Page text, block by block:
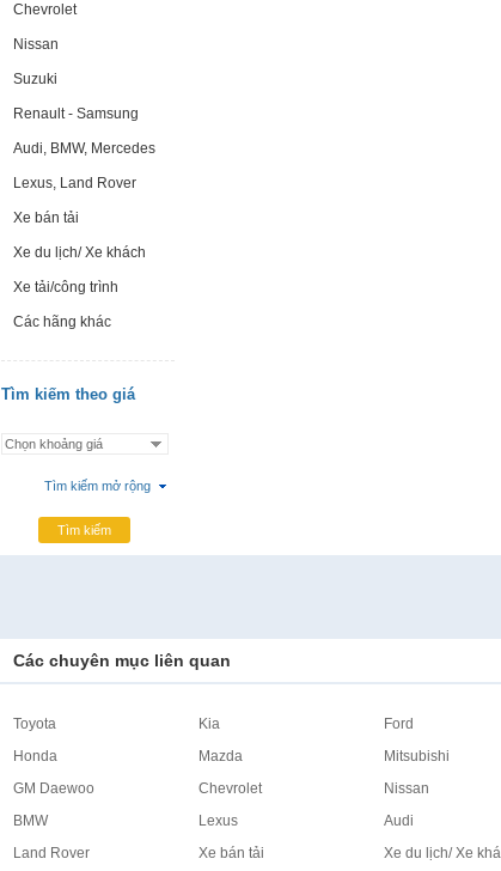
Chevrolet
Nissan
Suzuki
Renault - Samsung
Audi, BMW, Mercedes
Lexus, Land Rover
Xe bán tải
Xe du lịch/ Xe khách
Xe tải/công trình
Các hãng khác
Tìm kiếm theo giá
Tìm kiếm mở rộng
Tìm kiếm
Các chuyên mục liên quan
Toyota Kia Ford
Honda
Mazda Mitsubishi
GM Daewoo
Chevrolet Nissan
BMW
Lexus Audi
Land Rover
Xe bán tải Xe du lịch/ Xe